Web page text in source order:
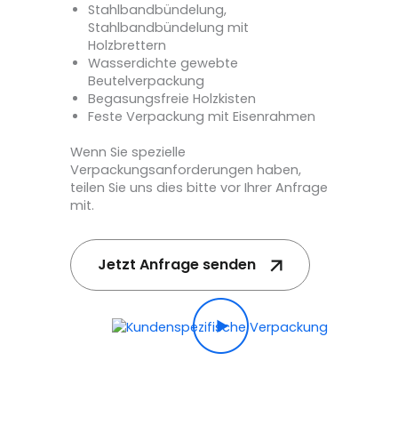
Stahlbandbündelung,
Stahlbandbündelung mit
Holzbrettern
Wasserdichte gewebte
Beutelverpackung
Begasungsfreie Holzkisten
Feste Verpackung mit Eisenrahmen
Wenn Sie spezielle
Verpackungsanforderungen haben,
teilen Sie uns dies bitte vor Ihrer Anfrage
mit.
Jetzt Anfrage senden